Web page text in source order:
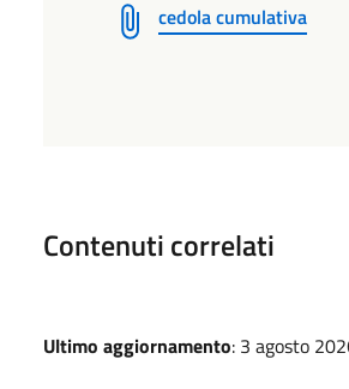
cedola cumulativa
Contenuti correlati
Ultimo aggiornamento: 3 agosto